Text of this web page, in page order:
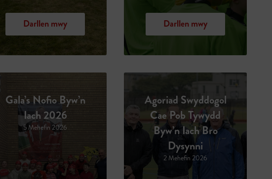
Darllen mwy Darllen mwy
Gala’s Nofio Byw’n
Iach 2026
5 Mehefin 2026
Agoriad Swyddogol
Cae Pob Tywydd
Byw’n Iach Bro
Dysynni
2 Mehefin 2026